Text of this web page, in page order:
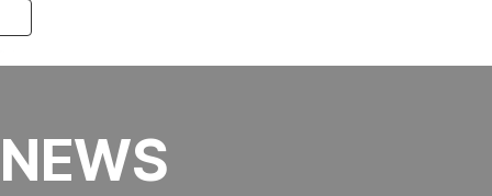
Toggle navigation
NEWS